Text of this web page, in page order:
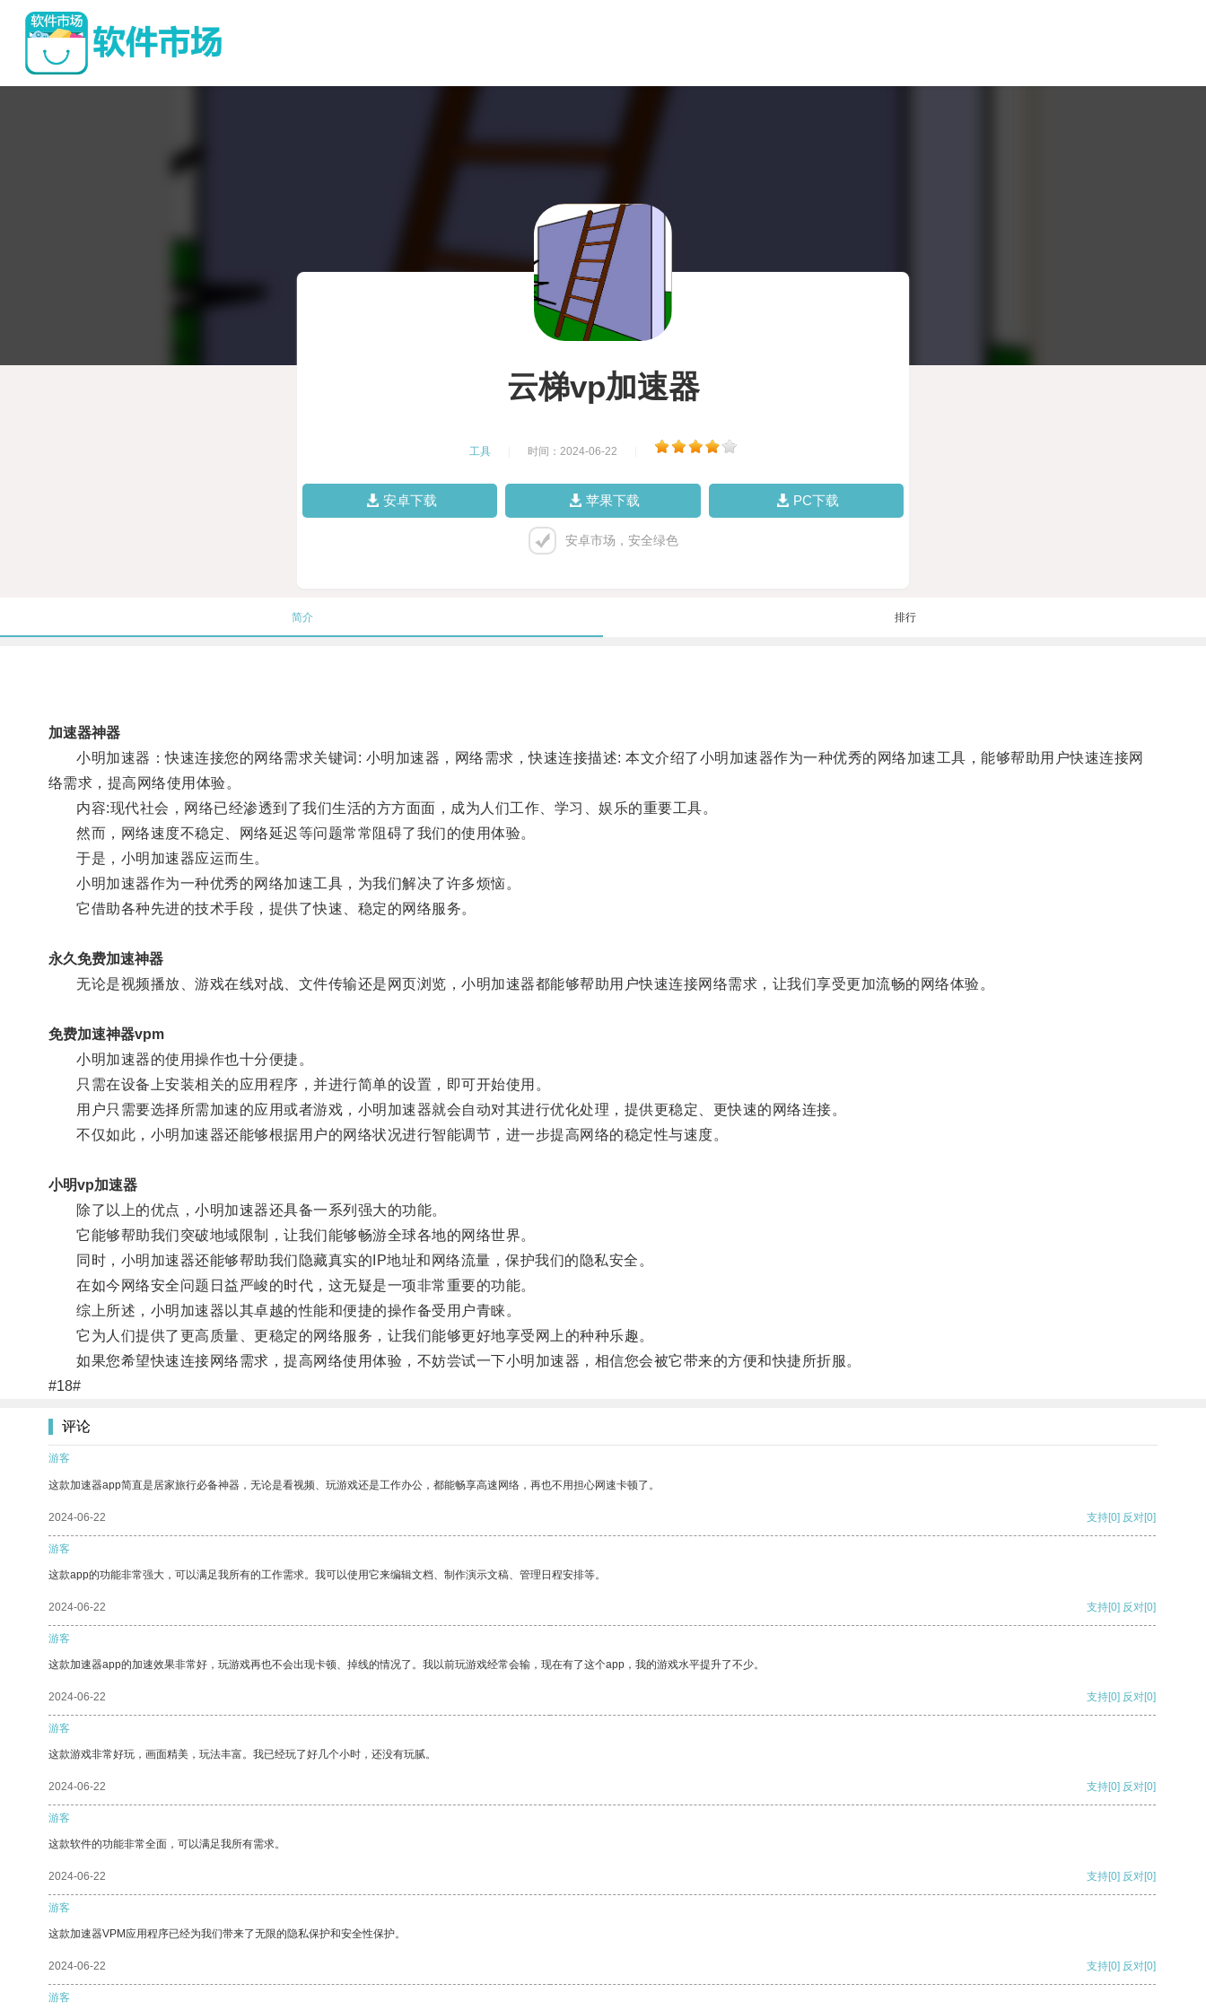
云梯vp加速器
工具 时间：2024-06-22
安卓下载 苹果下载 PC下载
安卓市场，安全绿色
简介 排行
加速器神器
小明加速器：快速连接您的网络需求关键词: 小明加速器，网络需求，快速连接描述: 本文介绍了小明加速器作为一种优秀的网络加速工具，能够帮助用户快速连接网
络需求，提高网络使用体验。
内容:现代社会，网络已经渗透到了我们生活的方方面面，成为人们工作、学习、娱乐的重要工具。
然而，网络速度不稳定、网络延迟等问题常常阻碍了我们的使用体验。
于是，小明加速器应运而生。
小明加速器作为一种优秀的网络加速工具，为我们解决了许多烦恼。
它借助各种先进的技术手段，提供了快速、稳定的网络服务。
永久免费加速神器
无论是视频播放、游戏在线对战、文件传输还是网页浏览，小明加速器都能够帮助用户快速连接网络需求，让我们享受更加流畅的网络体验。
免费加速神器vpm
小明加速器的使用操作也十分便捷。
只需在设备上安装相关的应用程序，并进行简单的设置，即可开始使用。
用户只需要选择所需加速的应用或者游戏，小明加速器就会自动对其进行优化处理，提供更稳定、更快速的网络连接。
不仅如此，小明加速器还能够根据用户的网络状况进行智能调节，进一步提高网络的稳定性与速度。
小明vp加速器
除了以上的优点，小明加速器还具备一系列强大的功能。
它能够帮助我们突破地域限制，让我们能够畅游全球各地的网络世界。
同时，小明加速器还能够帮助我们隐藏真实的IP地址和网络流量，保护我们的隐私安全。
在如今网络安全问题日益严峻的时代，这无疑是一项非常重要的功能。
综上所述，小明加速器以其卓越的性能和便捷的操作备受用户青睐。
它为人们提供了更高质量、更稳定的网络服务，让我们能够更好地享受网上的种种乐趣。
如果您希望快速连接网络需求，提高网络使用体验，不妨尝试一下小明加速器，相信您会被它带来的方便和快捷所折服。
#18#
评论
游客
这款加速器app简直是居家旅行必备神器，无论是看视频、玩游戏还是工作办公，都能畅享高速网络，再也不用担心网速卡顿了。
2024-06-22 支持[0] 反对[0]
游客
这款app的功能非常强大，可以满足我所有的工作需求。我可以使用它来编辑文档、制作演示文稿、管理日程安排等。
2024-06-22 支持[0] 反对[0]
游客
这款加速器app的加速效果非常好，玩游戏再也不会出现卡顿、掉线的情况了。我以前玩游戏经常会输，现在有了这个app，我的游戏水平提升了不少。
2024-06-22 支持[0] 反对[0]
游客
这款游戏非常好玩，画面精美，玩法丰富。我已经玩了好几个小时，还没有玩腻。
2024-06-22 支持[0] 反对[0]
游客
这款软件的功能非常全面，可以满足我所有需求。
2024-06-22 支持[0] 反对[0]
游客
这款加速器VPM应用程序已经为我们带来了无限的隐私保护和安全性保护。
2024-06-22 支持[0] 反对[0]
游客